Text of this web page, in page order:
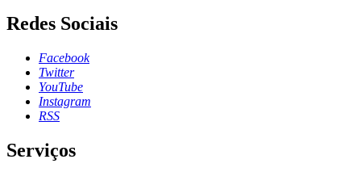
Redes Sociais
Facebook
Twitter
YouTube
Instagram
RSS
Serviços